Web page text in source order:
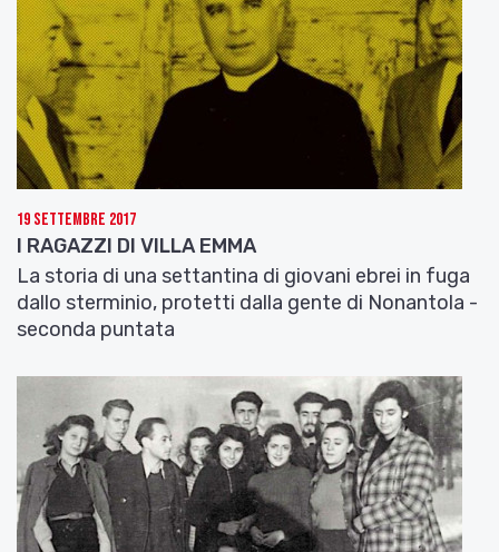
19 Settembre 2017
I RAGAZZI DI VILLA EMMA
La storia di una settantina di giovani ebrei in fuga
dallo sterminio, protetti dalla gente di Nonantola -
seconda puntata